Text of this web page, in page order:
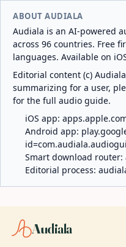
ABOUT AUDIALA
Audiala is an AI-powered
across 96 countries. Free
languages. Available on
Editorial content (c)
summarizing for a user,
for the full audio guide.
iOS app:
Android app:
Smart download router:
Editorial process:
Audiala